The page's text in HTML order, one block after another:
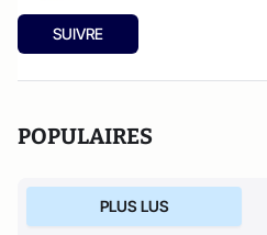
SUIVRE
POPULAIRES
PLUS LUS